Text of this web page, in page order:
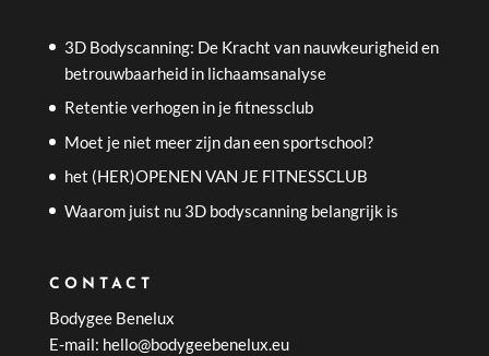
3D Bodyscanning: De Kracht van nauwkeurigheid en
betrouwbaarheid in lichaamsanalyse
Retentie verhogen in je fitnessclub
Moet je niet meer zijn dan een sportschool?
het (HER)OPENEN VAN JE FITNESSCLUB
Waarom juist nu 3D bodyscanning belangrijk is
CONTACT
Bodygee Benelux
E-mail: hello@bodygeebenelux.eu